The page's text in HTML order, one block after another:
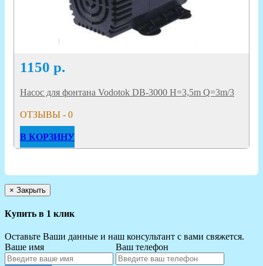
1150 р.
Насос для фонтана Vodotok DB-3000 H=3,5m Q=3m/3
ОТЗЫВЫ - 0
В КОРЗИНУ
× Закрыть
Купить в 1 клик
Оставьте Ваши данные и наш консультант с вами свяжется.
Ваше имя
Ваш телефон